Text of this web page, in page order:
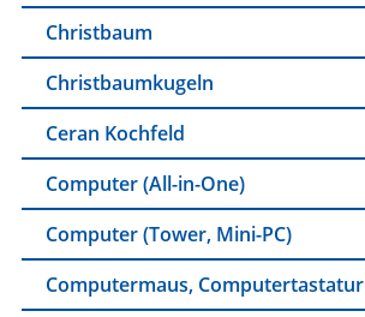
Christbaum
Christbaumkugeln
Ceran Kochfeld
Computer (All-in-One)
Computer (Tower, Mini-PC)
Computermaus, Computertastatur